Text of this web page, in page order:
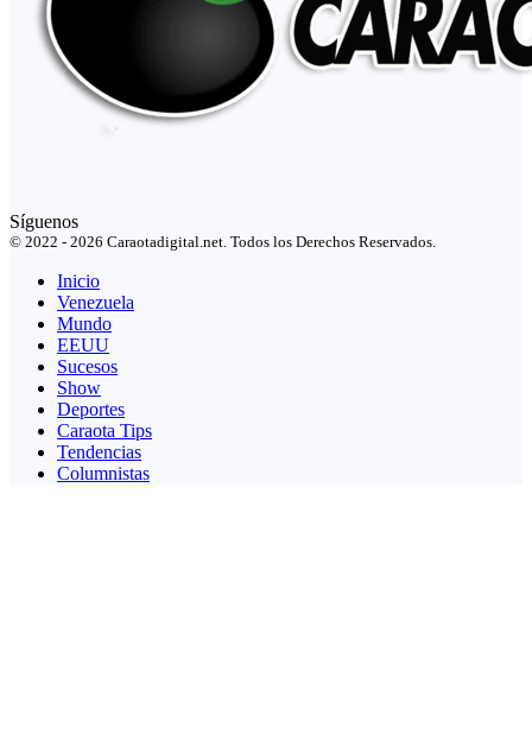
Síguenos
© 2022 - 2026 Caraotadigital.net. Todos los Derechos Reservados.
Inicio
Venezuela
Mundo
EEUU
Sucesos
Show
Deportes
Caraota Tips
Tendencias
Columnistas